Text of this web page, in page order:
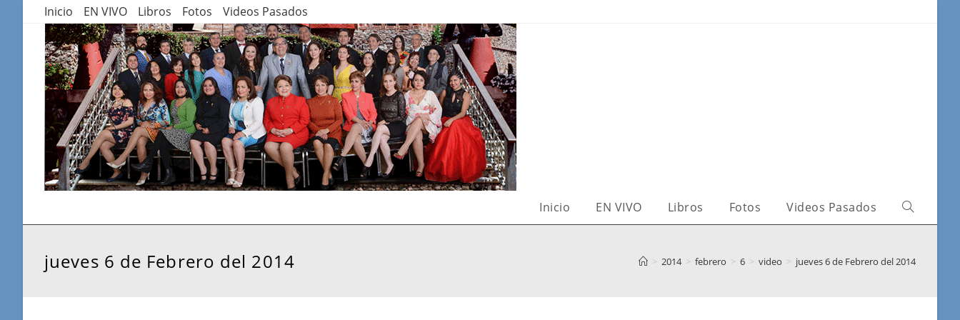
contenido
Inicio EN VIVO Libros Fotos Videos Pasados
Inicio EN VIVO Libros Fotos Videos Pasados
jueves 6 de Febrero del 2014 > 2014 > febrero > 6 > video > jueves 6 de Febrero del 2014